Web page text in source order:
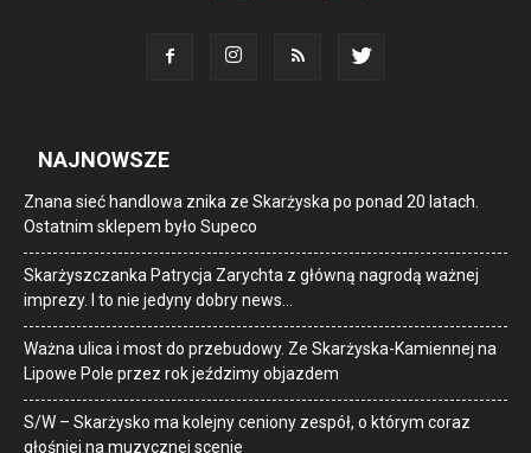
NAJNOWSZE
Znana sieć handlowa znika ze Skarżyska po ponad 20 latach.
Ostatnim sklepem było Supeco
Skarżyszczanka Patrycja Zarychta z główną nagrodą ważnej
imprezy. I to nie jedyny dobry news…
Ważna ulica i most do przebudowy. Ze Skarżyska-Kamiennej na
Lipowe Pole przez rok jeździmy objazdem
S/W – Skarżysko ma kolejny ceniony zespół, o którym coraz
głośniej na muzycznej scenie